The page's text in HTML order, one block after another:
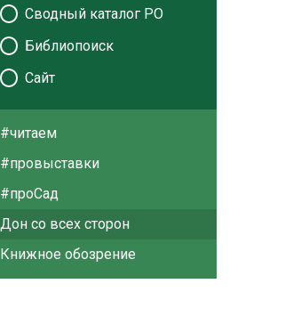
Сводный каталог РО
Библиопоиск
Сайт
#читаем
#провыставки
#проСад
Дон со всех сторон
Книжное обозрение